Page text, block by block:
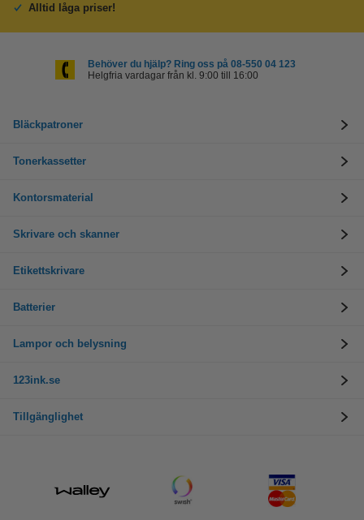
Alltid låga priser!
Behöver du hjälp? Ring oss på 08-550 04 123
Helgfria vardagar från kl. 9:00 till 16:00
Bläckpatroner
Tonerkassetter
Kontorsmaterial
Skrivare och skanner
Etikettskrivare
Batterier
Lampor och belysning
123ink.se
Tillgänglighet